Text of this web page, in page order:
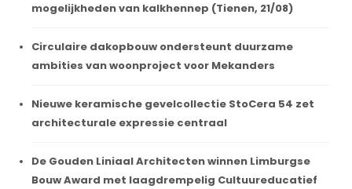
mogelijkheden van kalkhennep (Tienen, 21/08)
Circulaire dakopbouw ondersteunt duurzame
ambities van woonproject voor Mekanders
Nieuwe keramische gevelcollectie StoCera 54 zet
architecturale expressie centraal
De Gouden Liniaal Architecten winnen Limburgse
Bouw Award met laagdrempelig Cultuureducatief